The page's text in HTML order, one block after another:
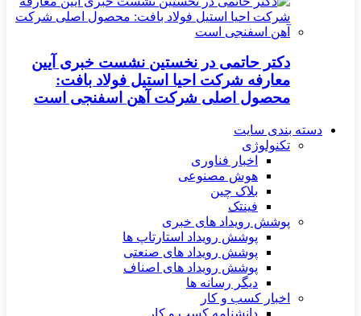
دکتر حاتمی در نخستین نشست خبری آیین
معارفه شرکت احیا استیل فولاد بافت:
محصول اصلی شرکت آهن اسفنجی است
دسته بندی سایت
تکنولوژی
اخبار فناوری
هوش مصنوعی
بلاک چین
فینتک
پوشش رویداد های خبری
پوشش رویداد استارتاپ ها
پوشش رویداد های صنعتی
پوشش رویداد های اصناف
دیگر رسانه ها
اخبار کسب و کار